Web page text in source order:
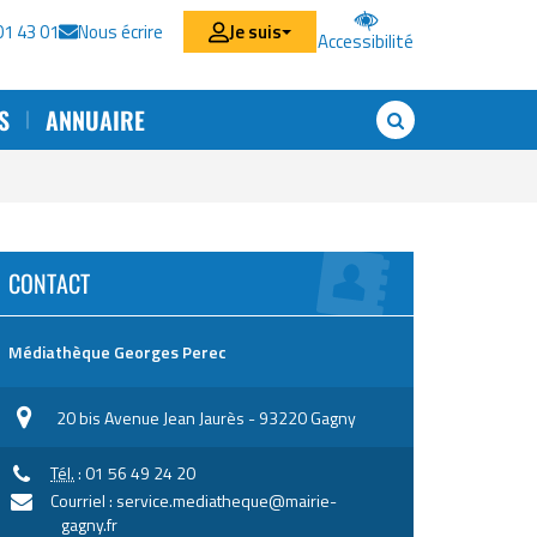
43 01 Nous écrire
(ouverture
un
nouvel
onglet)
Je suis Accessibilité
ANNUAIRE RECHERCHE
CONTACT
Médiathèque Georges Perec
20 bis Avenue Jean Jaurès - 93220 Gagny
Tél.: 01 56 49 24 20
Courriel : service.mediatheque@mairie-
gagny.fr